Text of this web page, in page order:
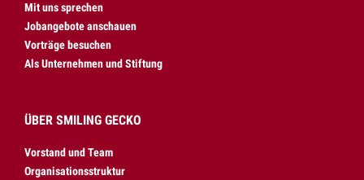
Mit uns sprechen
Jobangebote anschauen
Vorträge besuchen
Als Unternehmen und Stiftung
ÜBER SMILING GECKO
Vorstand und Team
Organisationsstruktur